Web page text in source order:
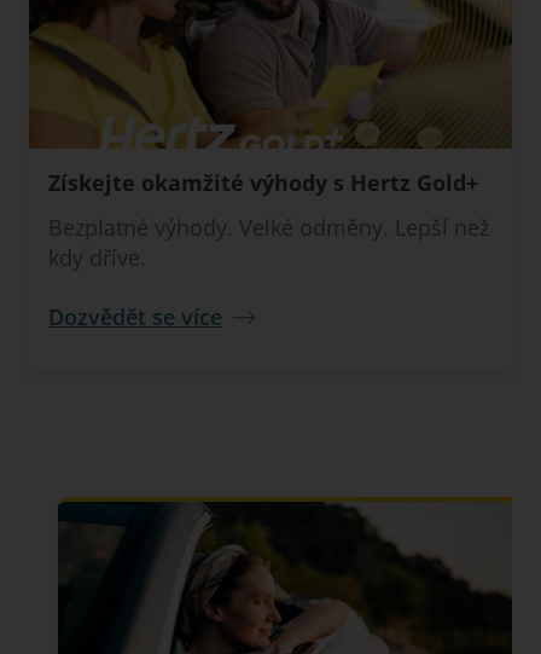
Získejte okamžité výhody s Hertz Gold+
Bezplatné výhody. Velké odměny. Lepší než
kdy dříve.
Dozvědět se více